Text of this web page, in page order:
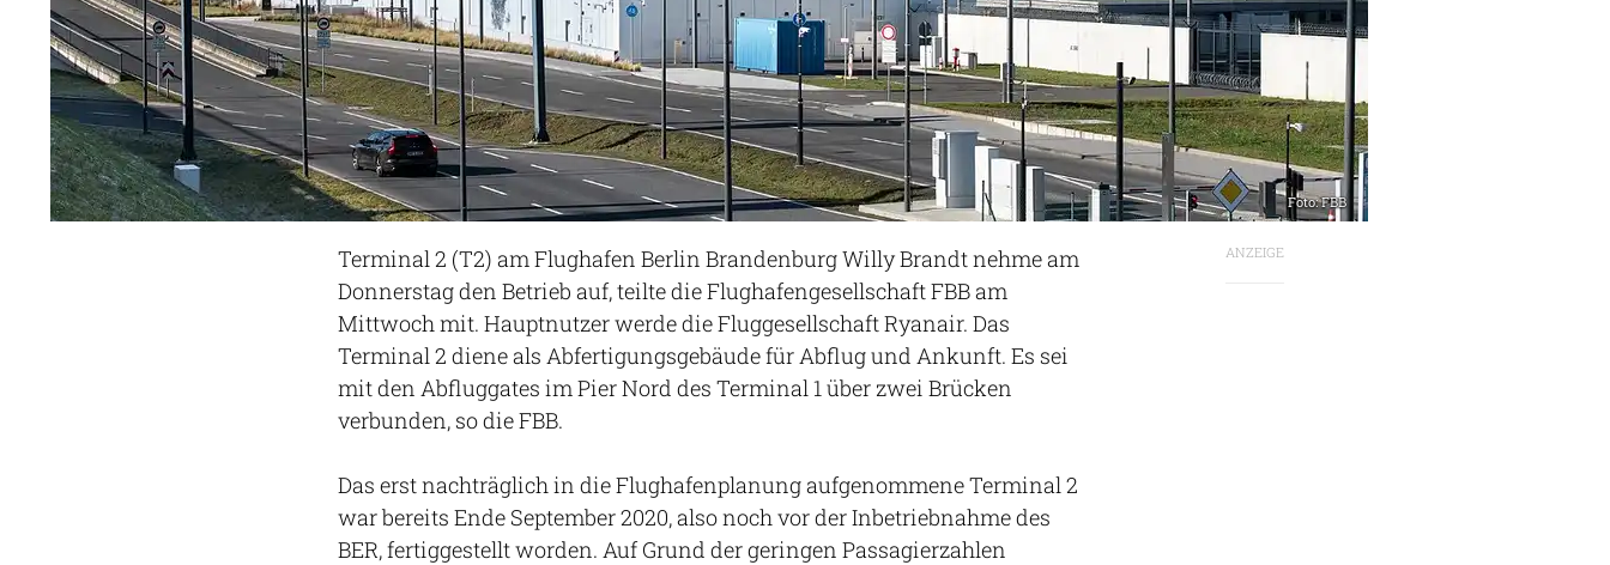
Foto: FBB
ANZEIGE
Terminal 2 (T2) am Flughafen Berlin Brandenburg Willy Brandt nehme am
Donnerstag den Betrieb auf, teilte die Flughafengesellschaft FBB am
Mittwoch mit. Hauptnutzer werde die Fluggesellschaft Ryanair. Das
Terminal 2 diene als Abfertigungsgebäude für Abflug und Ankunft. Es sei
mit den Abfluggates im Pier Nord des Terminal 1 über zwei Brücken
verbunden, so die FBB.
Das erst nachträglich in die Flughafenplanung aufgenommene Terminal 2
war bereits Ende September 2020, also noch vor der Inbetriebnahme des
BER, fertiggestellt worden. Auf Grund der geringen Passagierzahlen